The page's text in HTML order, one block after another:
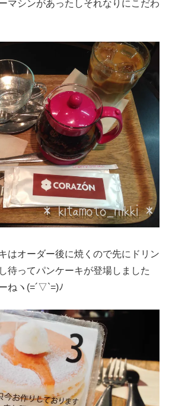
マシンがあったしそれなりにこだわ
はオーダー後に焼くので先にドリン
待ってパンケーキが登場しました
ねヽ(=´▽`=)ﾉ